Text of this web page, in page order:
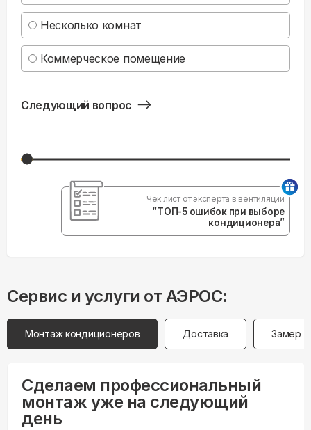
Несколько комнат
Коммерческое помещение
Следующий вопрос
Чек лист от эксперта в вентиляции
“ТОП-5 ошибок при выборе
кондиционера”
Сервис и услуги от АЭРОС:
Монтаж кондиционеров Доставка Замер
Сделаем профессиональный
монтаж уже на следующий
день